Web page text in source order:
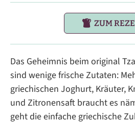
ZUM
Das Geheimnis beim original
sind wenige frische Zutaten:
griechischen Joghurt, Kräuter,
und Zitronensaft braucht es
geht die einfache griechische